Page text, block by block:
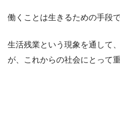
働くことは生きるための手段
生活残業という現象を通して
が、これからの社会にとって